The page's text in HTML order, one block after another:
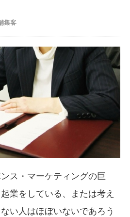
集客
ス・マーケティングの巨
業をしている、または考え
い人はほぼいないであろう